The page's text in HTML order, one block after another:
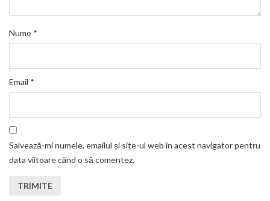
Nume *
Email *
Salvează-mi numele, emailul și site-ul web în acest navigator pentru
data viitoare când o să comentez.